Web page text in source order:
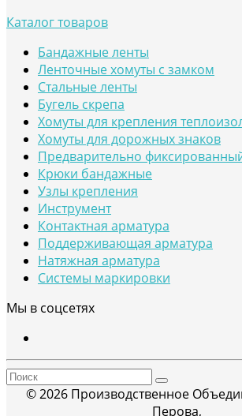
Каталог товаров
Бандажные ленты
Ленточные хомуты с замком
Стальные ленты
Бугель скрепа
Хомуты для крепления
Хомуты для дорожных знаков
Предварительно
Крюки бандажные
Узлы крепления
Инструмент
Контактная арматура
Поддерживающая арматура
Натяжная арматура
Системы маркировки
Мы в соцсетях
© 2026 Производственное
Перова,